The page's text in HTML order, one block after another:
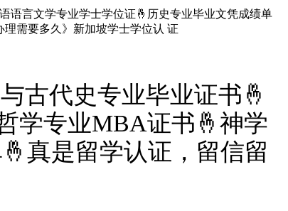
语言文学专业学士学位证🤞历史专业毕业文凭成绩单
需要多久》新加坡学士学位认 证
古代史专业毕业证书🤞
学专业MBA证书🤞神学
真是留学认证，留信留